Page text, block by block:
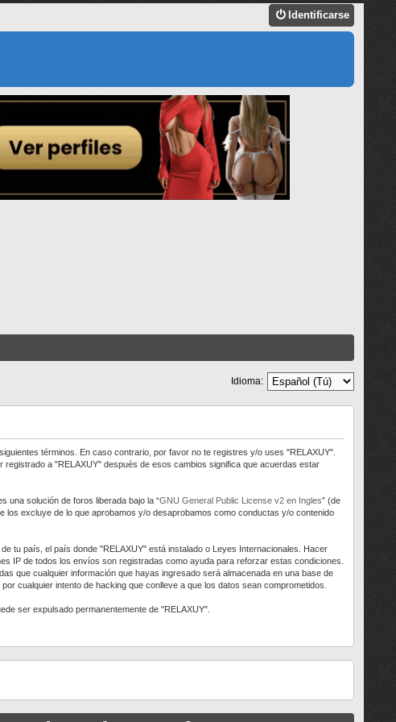
Identificarse
Idioma:
términos. En caso contrario, por favor no te registres y/o uses "RELAXUY".
a "RELAXUY" después de esos cambios significa que acuerdas estar
una solución de foros liberada bajo la “GNU General Public License v2 en Ingles” (de
los excluye de lo que aprobamos y/o desaprobamos como conductas y/o contenido
tu país, el país donde "RELAXUY" está instalado o Leyes Internacionales. Hacer
IP de todos los envíos son registradas como ayuda para reforzar estas condiciones.
que cualquier información que hayas ingresado será almacenada en una base de
cualquier intento de hacking que conlleve a que los datos sean comprometidos.
ser expulsado permanentemente de "RELAXUY".